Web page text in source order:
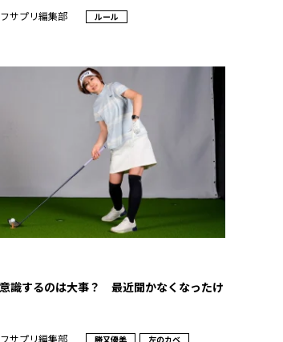
サプリ編集部 ルール
意識するのは大事？ 最近聞かなくなったけ
サプリ編集部 勝又優美 左のカベ